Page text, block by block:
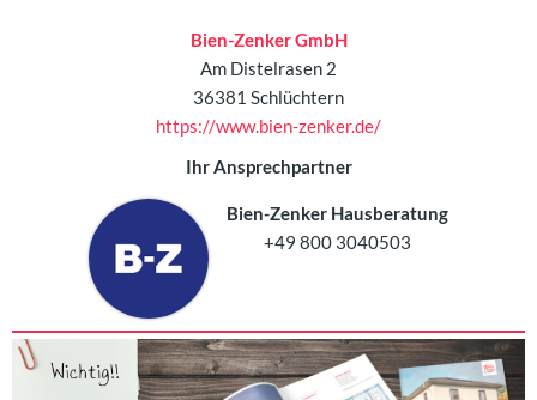
Bien-Zenker GmbH
Am Distelrasen 2
36381 Schlüchtern
https://www.bien-zenker.de/
Ihr Ansprechpartner
Bien-Zenker Hausberatung
+49 800 3040503